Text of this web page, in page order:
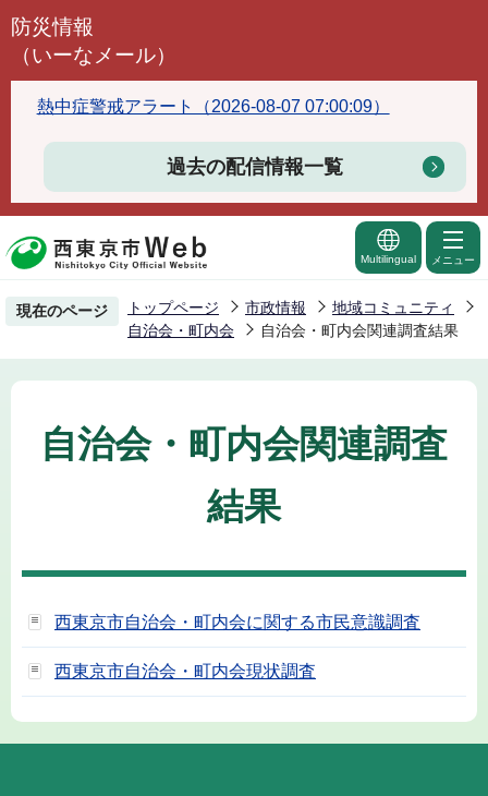
こ
頭
で
防災情報
（いーなメール）
熱中症警戒アラート（2026-08-07 07:00:09）
過去の配信情報一覧
Multilingual メニュー
現在のページ トップページ 市政情報
地域コミュニティ
自治会・町内会
自治会・町内会関連調査結果
自治会・町内会関連調査
結果
西東京市自治会・町内会に関する市民意識調査
西東京市自治会・町内会現状調査